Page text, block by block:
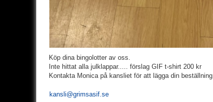
Köp dina bingolotter av oss.
Inte hittat alla julklappar..... förslag GIF t-shirt 200 kr
Kontakta Monica på kansliet för att lägga din beställning.
kansli@grimsasif.se